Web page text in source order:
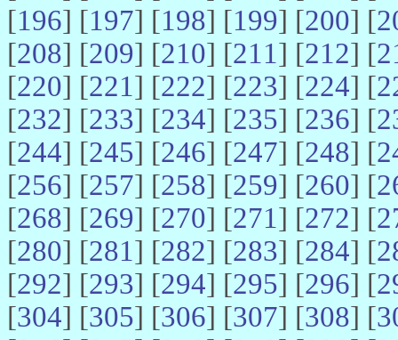
[196] [197] [198] [199] [200] [
[208] [209] [210] [211] [212] [
[220] [221] [222] [223] [224] [
[232] [233] [234] [235] [236] [
[244] [245] [246] [247] [248] [
[256] [257] [258] [259] [260] [
[268] [269] [270] [271] [272] [
[280] [281] [282] [283] [284] [
[292] [293] [294] [295] [296] [
[304] [305] [306] [307] [308] [